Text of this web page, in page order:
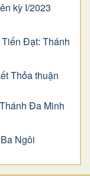
kỳ I/2023
Đạt: Thánh
Thỏa thuận
Đa Minh
Ngôi